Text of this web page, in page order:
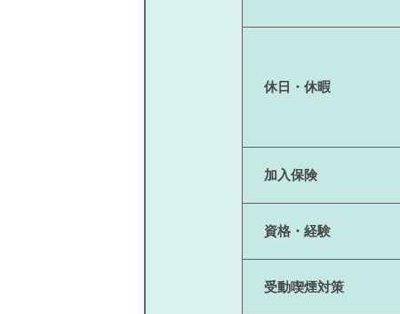
休日・休暇
加入保険
資格・経験
受動喫煙対策